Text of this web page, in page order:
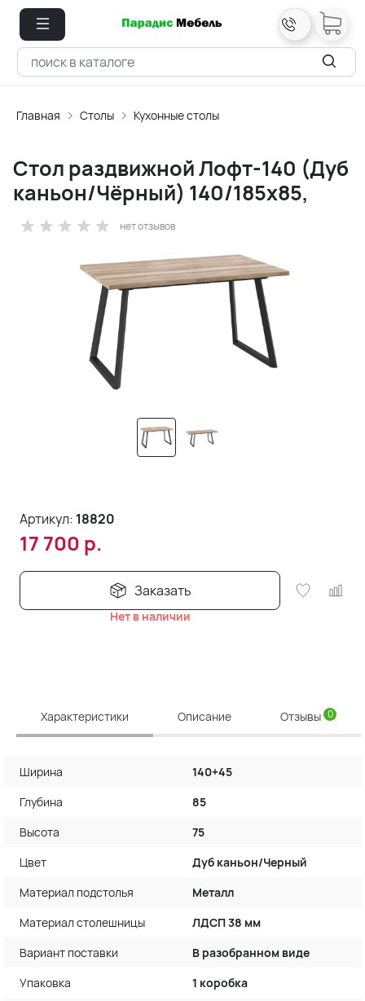
Главная Столы Кухонные столы
Стол раздвижной Лофт-140 (Дуб
каньон/Чёрный) 140/185х85,
нет отзывов
Артикул: 18820
17 700 р.
Заказать
Нет в наличии
Характеристики Описание Отзывы 0
Ширина
140+45
Глубина
85
Высота
75
Цвет
Дуб каньон/Черный
Материал подстолья
Металл
Материал столешницы
ЛДСП 38 мм
Вариант поставки
В разобранном виде
Упаковка
1 коробка